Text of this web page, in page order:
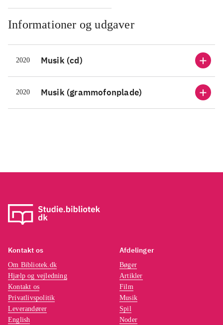
Informationer og udgaver
2020 Musik (cd)
2020 Musik (grammofonplade)
Kontakt os
Om Bibliotek.dk
Hjælp og vejledning
Kontakt os
Privatlivspolitik
Leverandører
English
Afdelinger
Bøger
Artikler
Film
Musik
Spil
Noder